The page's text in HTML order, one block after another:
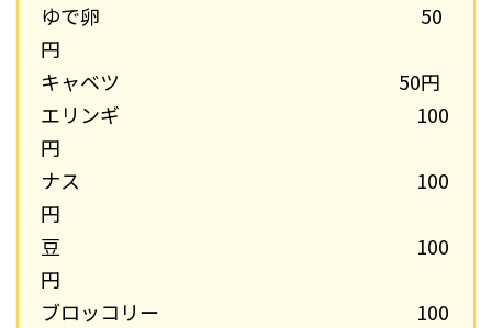
ゆで卵 50
円
キャベツ 50円
エリンギ 100
円
ナス 100
円
豆 100
円
ブロッコリー 100